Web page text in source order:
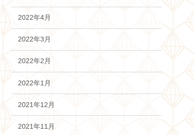
2022年4月
2022年3月
2022年2月
2022年1月
2021年12月
2021年11月